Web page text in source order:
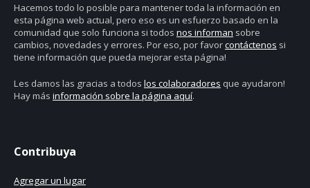
Hacemos todo lo posible para mantener toda la información en
esta página web actual, pero eso es un esfuerzo basado en la
comunidad que solo funciona si todos nos informan sobre
cambios, novedades y errores. Por eso, por favorcontáctenos si
tiene información que pueda mejorar esta página!
Les damos las gracias a todos los colaboradores que ayudaron!
Hay más información sobre la página aquí.
Contribuya
Agregar un lugar